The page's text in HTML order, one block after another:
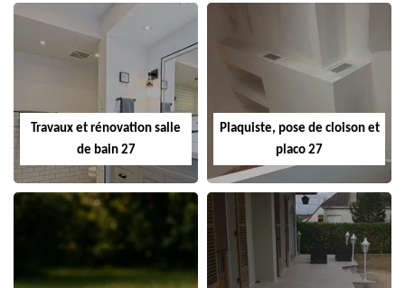
Travaux et rénovation salle
de bain 27
Plaquiste, pose de cloison et
placo 27